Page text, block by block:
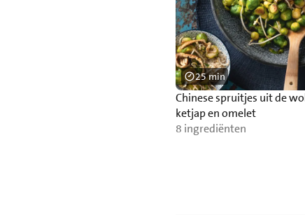
Chinese spruitjes uit de
ketjap en omelet
8 ingrediënten
25 min